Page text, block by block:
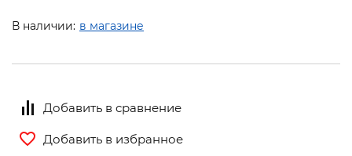
В наличии: в магазине
Добавить в сравнение
Добавить в избранное